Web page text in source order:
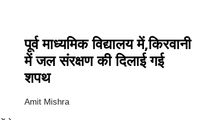
पूर्व माध्यमिक विद्यालय में,किरवानी
में जल संरक्षण की दिलाई गई
शपथ
Amit Mishra